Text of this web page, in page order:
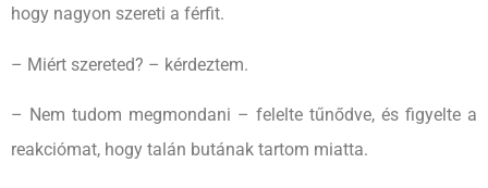
hogy nagyon szereti a férfit.
– Miért szereted? – kérdeztem.
– Nem tudom megmondani – felelte tűnődve, és figyelte a
reakciómat, hogy talán butának tartom miatta.